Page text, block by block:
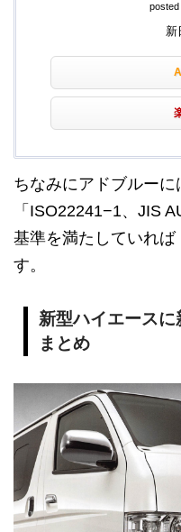
posted
新
ちなみにアドブルーに
「ISO22241−1、JIS
基準を満たしていれば
す。
新型ハイエース
まとめ